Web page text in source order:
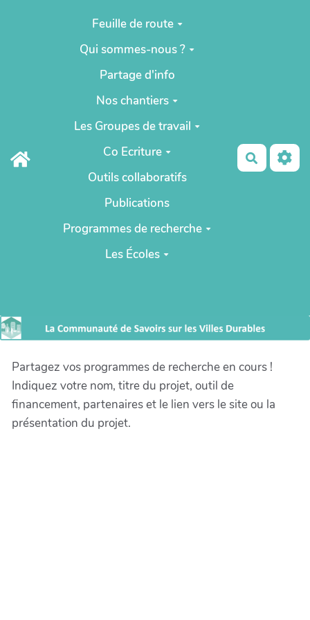
Aller au contenu principal
Feuille de route
Qui sommes-nous ?
Partage d'info
Nos chantiers
Les Groupes de travail
Co Ecriture
Outils collaboratifs
Publications
Programmes de recherche
Les Écoles
Partagez vos programmes de recherche en cours !
Indiquez votre nom, titre du projet, outil de
financement, partenaires et le lien vers le site ou la
présentation du projet.